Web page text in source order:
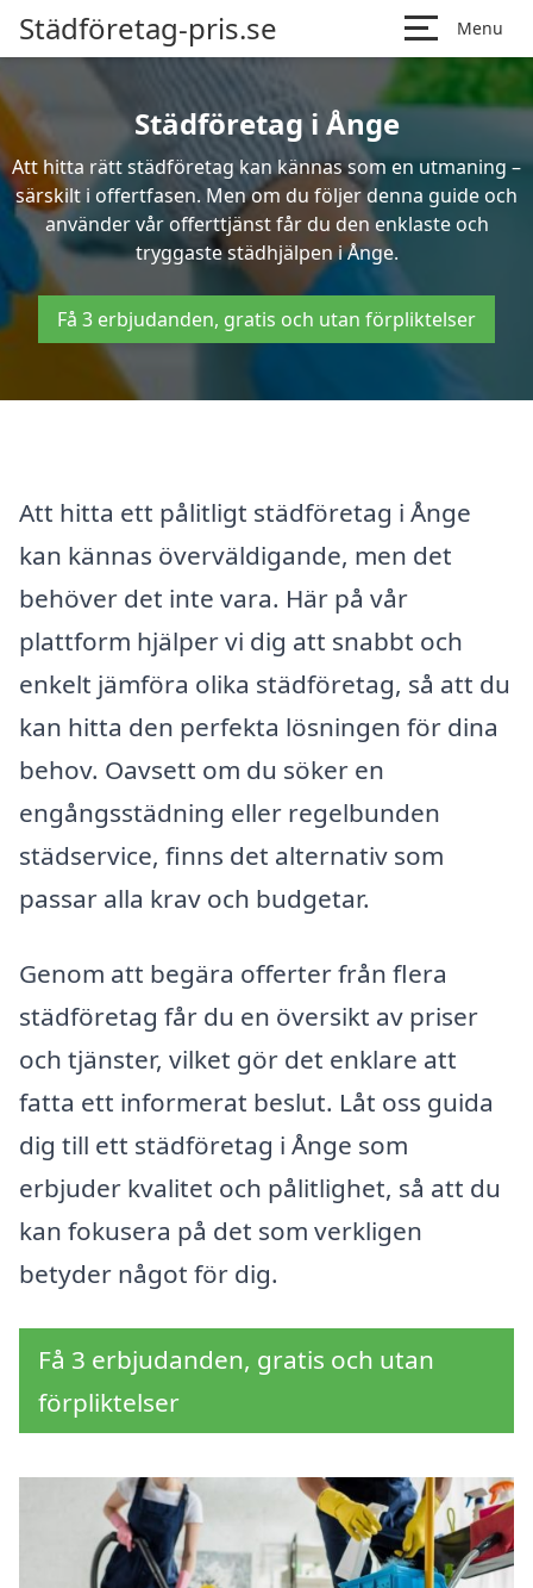
Städföretag-pris.se Menu
Städföretag i Ånge
Att hitta rätt städföretag kan kännas som en utmaning –
särskilt i offertfasen. Men om du följer denna guide och
använder vår offerttjänst får du den enklaste och
tryggaste städhjälpen i Ånge.
Få 3 erbjudanden, gratis och utan förpliktelser
Att hitta ett pålitligt städföretag i Ånge
kan kännas överväldigande, men det
behöver det inte vara. Här på vår
plattform hjälper vi dig att snabbt och
enkelt jämföra olika städföretag, så att du
kan hitta den perfekta lösningen för dina
behov. Oavsett om du söker en
engångsstädning eller regelbunden
städservice, finns det alternativ som
passar alla krav och budgetar.
Genom att begära offerter från flera
städföretag får du en översikt av priser
och tjänster, vilket gör det enklare att
fatta ett informerat beslut. Låt oss guida
dig till ett städföretag i Ånge som
erbjuder kvalitet och pålitlighet, så att du
kan fokusera på det som verkligen
betyder något för dig.
Få 3 erbjudanden, gratis och utan
förpliktelser